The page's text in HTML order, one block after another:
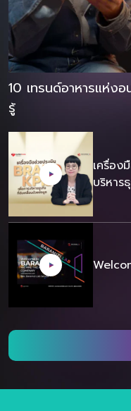
10 เทรนด์อาหารแห่
รู้
เครื่อง
บริหาร